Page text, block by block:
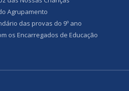
Agrupamento
das provas do 9º ano
os Encarregados de Educação